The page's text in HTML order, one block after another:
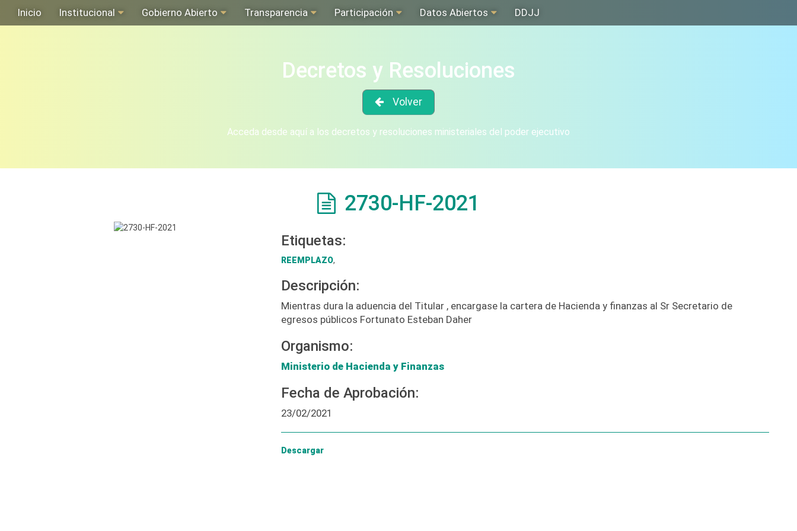
Inicio Institucional Gobierno Abierto Transparencia Participación Datos Abiertos DDJJ
Decretos y Resoluciones
Volver
Acceda desde aquí a los decretos y resoluciones ministeriales del poder ejecutivo
2730-HF-2021
Etiquetas:
REEMPLAZO,
Descripción:
Mientras dura la aduencia del Titular , encargase la cartera de Hacienda y finanzas al Sr Secretario de
egresos públicos Fortunato Esteban Daher
Organismo:
Ministerio de Hacienda y Finanzas
Fecha de Aprobación:
23/02/2021
Descargar